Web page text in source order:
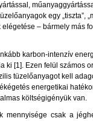
egy „tiszta”,
– bármely más
karbon-intenzív
ki [1]. Ezen felül számos
tüzelőanyagot kell
energetikai
költségigényük van.
mennyisége csak a